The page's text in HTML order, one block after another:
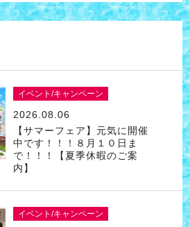
イベント/キャンペーン
2026.08.06
【サマーフェア】元気に開催
中です！！！８月１０日ま
で！！！【夏季休暇のご案
内】
イベント/キャンペーン